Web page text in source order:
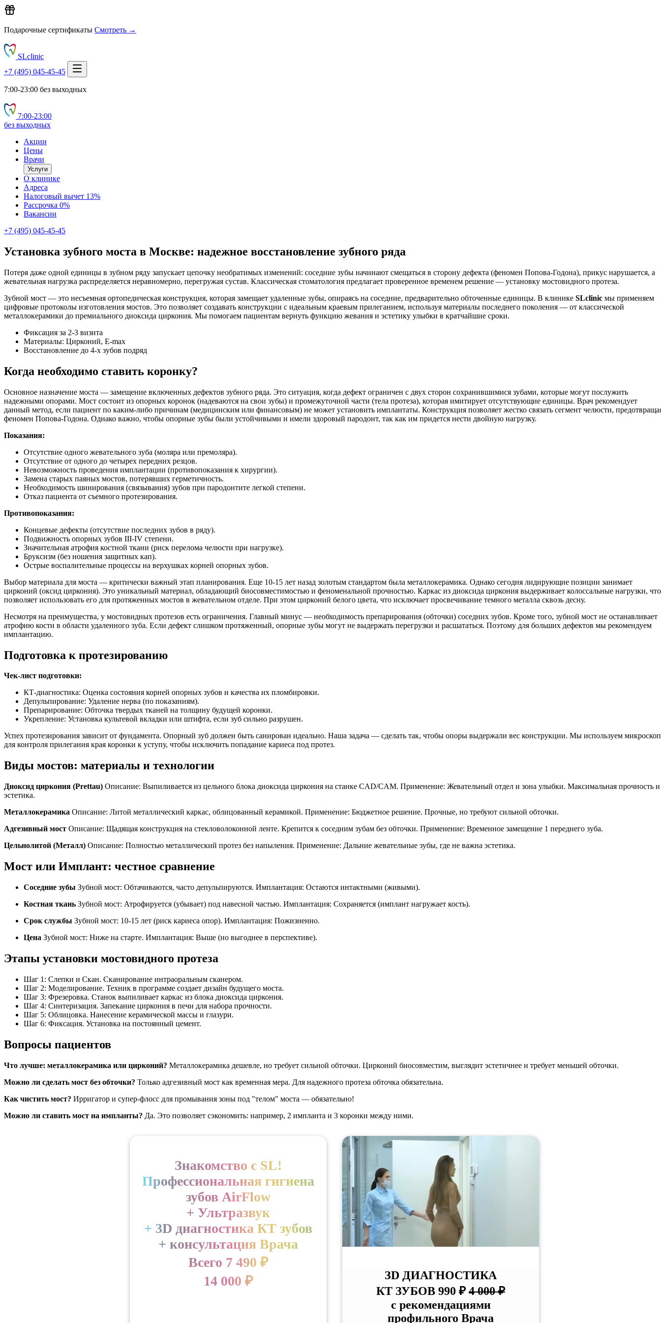
Подарочные сертификаты Смотреть →
SLclinic
+7 (495) 045-45-45
7:00-23:00 без выходных
7:00‑23:00
без выходных
Акции
Цены
Врачи
Услуги
О клинике
Адреса
Налоговый вычет 13%
Рассрочка 0%
Вакансии
+7 (495) 045-45-45
Установка зубного моста в Москве: надежное восстановление зубного ряда
Потеря даже одной единицы в зубном ряду запускает цепочку необратимых изменений: соседние зубы начинают смещаться в сторону дефекта (феномен Попова-Годона), прикус нарушается, а
жевательная нагрузка распределяется неравномерно, перегружая сустав. Классическая стоматология предлагает проверенное временем решение — установку мостовидного протеза.
Зубной мост — это несъемная ортопедическая конструкция, которая замещает удаленные зубы, опираясь на соседние, предварительно обточенные единицы. В клинике SLclinic мы применяем
цифровые протоколы изготовления мостов. Это позволяет создавать конструкции с идеальным краевым прилеганием, используя материалы последнего поколения — от классической
металлокерамики до премиального диоксида циркония. Мы помогаем пациентам вернуть функцию жевания и эстетику улыбки в кратчайшие сроки.
Фиксация за 2-3 визита
Материалы: Цирконий, E-max
Восстановление до 4-х зубов подряд
Когда необходимо ставить коронку?
Основное назначение моста — замещение включенных дефектов зубного ряда. Это ситуация, когда дефект ограничен с двух сторон сохранившимися зубами, которые могут послужить
надежными опорами. Мост состоит из опорных коронок (надеваются на свои зубы) и промежуточной части (тела протеза), которая имитирует отсутствующие единицы. Врач рекомендует
данный метод, если пациент по каким-либо причинам (медицинским или финансовым) не может установить имплантаты. Конструкция позволяет жестко связать сегмент челюсти,
феномен Попова-Годона. Однако важно, чтобы опорные зубы были устойчивыми и имели здоровый пародонт, так как им придется нести двойную нагрузку.
Показания:
Отсутствие одного жевательного зуба (моляра или премоляра).
Отсутствие от одного до четырех передних резцов.
Невозможность проведения имплантации (противопоказания к хирургии).
Замена старых паяных мостов, потерявших герметичность.
Необходимость шинирования (связывания) зубов при пародонтите легкой степени.
Отказ пациента от съемного протезирования.
Противопоказания:
Концевые дефекты (отсутствие последних зубов в ряду).
Подвижность опорных зубов III-IV степени.
Значительная атрофия костной ткани (риск перелома челюсти при нагрузке).
Бруксизм (без ношения защитных кап).
Острые воспалительные процессы на верхушках корней опорных зубов.
Выбор материала для моста — критически важный этап планирования. Еще 10-15 лет назад золотым стандартом была металлокерамика. Однако сегодня лидирующие позиции занимает
цирконий (оксид циркония). Это уникальный материал, обладающий биосовместимостью и феноменальной прочностью. Каркас из диоксида циркония выдерживает колоссальные нагрузки, что
позволяет использовать его для протяженных мостов в жевательном отделе. При этом цирконий белого цвета, что исключает просвечивание темного металла сквозь десну.
Несмотря на преимущества, у мостовидных протезов есть ограничения. Главный минус — необходимость препарирования (обточки) соседних зубов. Кроме того, зубной мост не останавливает
атрофию кости в области удаленного зуба. Если дефект слишком протяженный, опорные зубы могут не выдержать перегрузки и расшататься. Поэтому для больших дефектов мы рекомендуем
имплантацию.
Подготовка к протезированию
Чек-лист подготовки:
КТ-диагностика: Оценка состояния корней опорных зубов и качества их пломбировки.
Депульпирование: Удаление нерва (по показаниям).
Препарирование: Обточка твердых тканей на толщину будущей коронки.
Укрепление: Установка культевой вкладки или штифта, если зуб сильно разрушен.
Успех протезирования зависит от фундамента. Опорный зуб должен быть санирован идеально. Наша задача — сделать так, чтобы опоры выдержали вес конструкции. Мы используем микроскоп
для контроля прилегания края коронки к уступу, чтобы исключить попадание кариеса под протез.
Виды мостов: материалы и технологии
Диоксид циркония (Prettau) Описание: Выпиливается из цельного блока диоксида циркония на станке CAD/CAM. Применение: Жевательный отдел и зона улыбки. Максимальная прочность и
эстетика.
Металлокерамика Описание: Литой металлический каркас, облицованный керамикой. Применение: Бюджетное решение. Прочные, но требуют сильной обточки.
Адгезивный мост Описание: Щадящая конструкция на стекловолоконной ленте. Крепится к соседним зубам без обточки. Применение: Временное замещение 1 переднего зуба.
Цельнолитой (Металл) Описание: Полностью металлический протез без напыления. Применение: Дальние жевательные зубы, где не важна эстетика.
Мост или Имплант: честное сравнение
Соседние зубы Зубной мост: Обтачиваются, часто депульпируются. Имплантация: Остаются интактными (живыми).
Костная ткань Зубной мост: Атрофируется (убывает) под навесной частью. Имплантация: Сохраняется (имплант нагружает кость).
Срок службы Зубной мост: 10-15 лет (риск кариеса опор). Имплантация: Пожизненно.
Цена Зубной мост: Ниже на старте. Имплантация: Выше (но выгоднее в перспективе).
Этапы установки мостовидного протеза
Шаг 1: Слепки и Скан. Сканирование интраоральным сканером.
Шаг 2: Моделирование. Техник в программе создает дизайн будущего моста.
Шаг 3: Фрезеровка. Станок выпиливает каркас из блока диоксида циркония.
Шаг 4: Синтеризация. Запекание циркония в печи для набора прочности.
Шаг 5: Облицовка. Нанесение керамической массы и глазури.
Шаг 6: Фиксация. Установка на постоянный цемент.
Вопросы пациентов
Что лучше: металлокерамика или цирконий? Металлокерамика дешевле, но требует сильной обточки. Цирконий биосовместим, выглядит эстетичнее и требует меньшей обточки.
Можно ли сделать мост без обточки? Только адгезивный мост как временная мера. Для надежного протеза обточка обязательна.
Как чистить мост? Ирригатор и супер-флосс для промывания зоны под "телом" моста — обязательно!
Можно ли ставить мост на импланты? Да. Это позволяет сэкономить: например, 2 импланта и 3 коронки между ними.
Знакомство с SL!
Профессиональная гигиена
зубов AirFlow
+ Ультразвук
+ 3D диагностика КТ зубов
+ консультация Врача
Всего 7 490 ₽
14 000 ₽
ЗD ДИАГНОСТИКА
КТ ЗУБОВ 990 ₽ 4 000 ₽
с рекомендациями
профильного Врача